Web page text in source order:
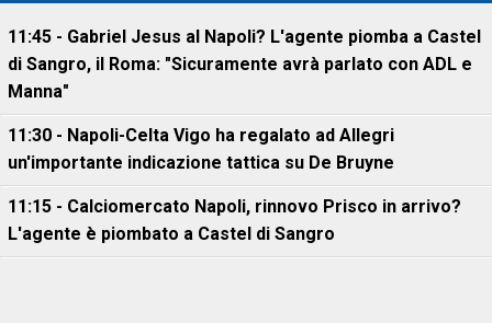
11:45 - Gabriel Jesus al Napoli? L'agente piomba a Castel
di Sangro, il Roma: "Sicuramente avrà parlato con ADL e
Manna"
11:30 - Napoli-Celta Vigo ha regalato ad Allegri
un'importante indicazione tattica su De Bruyne
11:15 - Calciomercato Napoli, rinnovo Prisco in arrivo?
L'agente è piombato a Castel di Sangro